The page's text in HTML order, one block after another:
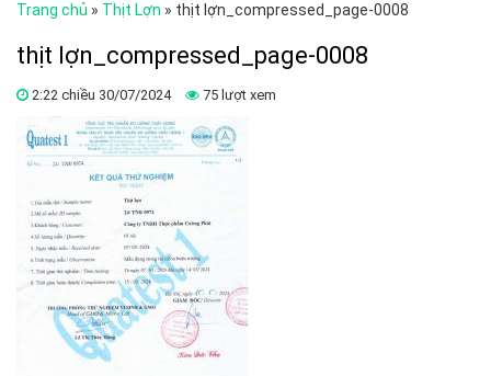
Trang chủ » Thịt Lợn » thịt lợn_compressed_page-0008
thịt lợn_compressed_page-0008
2:22 chiều 30/07/2024 75 lượt xem